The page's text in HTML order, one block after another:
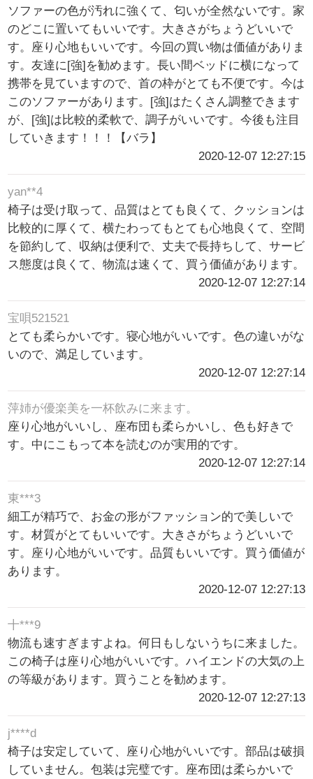
ソファーの色が汚れに強くて、匂いが全然ないです。家
のどこに置いてもいいです。大きさがちょうどいいで
す。座り心地もいいです。今回の買い物は価値がありま
す。友達に[強]を勧めます。長い間ベッドに横になって
携帯を見ていますので、首の枠がとても不便です。今は
このソファーがあります。[強]はたくさん調整できます
が、[強]は比較的柔軟で、調子がいいです。今後も注目
していきます！！！【バラ】
2020-12-07 12:27:15
yan**4
椅子は受け取って、品質はとても良くて、クッションは
比較的に厚くて、横たわってもとても心地良くて、空間
を節約して、収納は便利で、丈夫で長持ちして、サービ
ス態度は良くて、物流は速くて、買う価値があります。
2020-12-07 12:27:14
宝唄521521
とても柔らかいです。寝心地がいいです。色の違いがな
いので、満足しています。
2020-12-07 12:27:14
萍姉が優楽美を一杯飲みに来ます。
座り心地がいいし、座布団も柔らかいし、色も好きで
す。中にこもって本を読むのが実用的です。
2020-12-07 12:27:14
東***3
細工が精巧で、お金の形がファッション的で美しいで
す。材質がとてもいいです。大きさがちょうどいいで
す。座り心地がいいです。品質もいいです。買う価値が
あります。
2020-12-07 12:27:13
十***9
物流も速すぎますよね。何日もしないうちに来ました。
この椅子は座り心地がいいです。ハイエンドの大気の上
の等級があります。買うことを勧めます。
2020-12-07 12:27:13
j****d
椅子は安定していて、座り心地がいいです。部品は破損
していません。包装は完璧です。座布団は柔らかいで